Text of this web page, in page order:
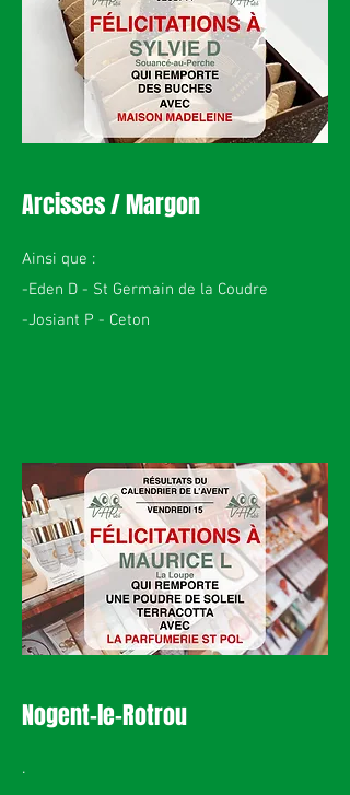
Arcisses / Margon
Ainsi que :
-Eden D - St Germain de la Coudre
-Josiant P - Ceton
Nogent-le-Rotrou
.